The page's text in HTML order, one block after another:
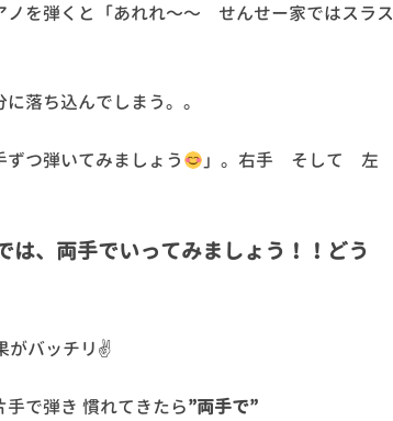
ノを弾くと「あれれ〜〜 せんせー家ではスラス
落ち込んでしまう。。
つ弾いてみましょう
」。右手 そして 左
では、両手でいってみましょう！！どう
がバッチリ✌
で弾き 慣れてきたら”両手で”